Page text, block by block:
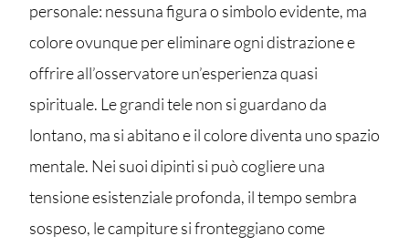
personale: nessuna figura o simbolo evidente, ma
colore ovunque per eliminare ogni distrazione e
offrire all’osservatore un’esperienza quasi
spirituale. Le grandi tele non si guardano da
lontano, ma si abitano e il colore diventa uno spazio
mentale. Nei suoi dipinti si può cogliere una
tensione esistenziale profonda, il tempo sembra
sospeso, le campiture si fronteggiano come